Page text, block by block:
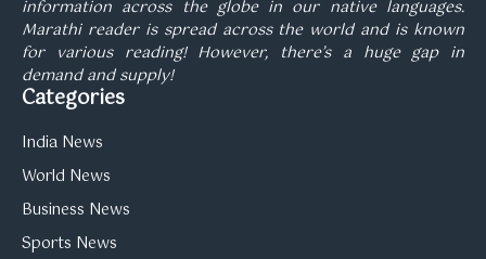
information across the globe in our native languages.
Marathi reader is spread across the world and is known
for various reading! However, there’s a huge gap in
demand and supply!
Categories
India News
World News
Business News
Sports News